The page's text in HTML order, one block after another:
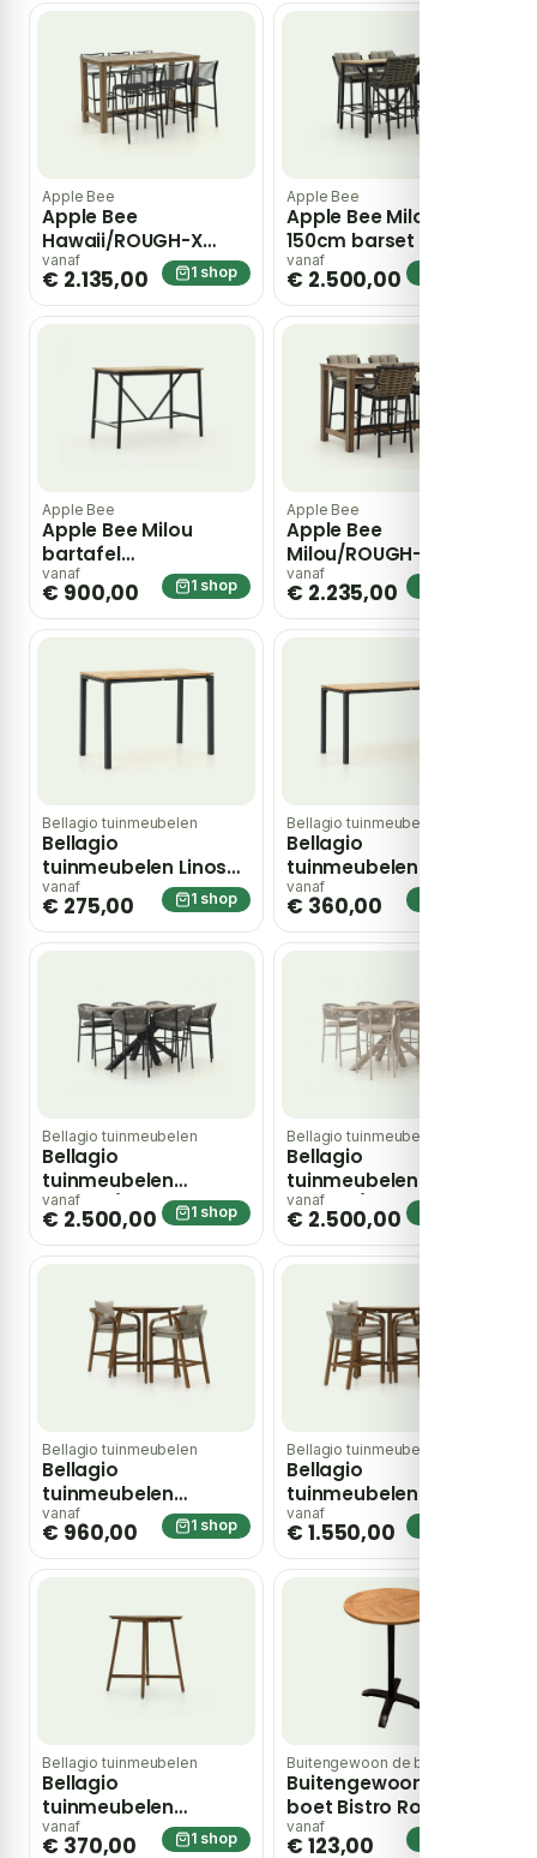
Apple Bee
Apple Bee
Hawaii/ROUGH-X
180cm barset 7-delig
– Grijs
vanaf
€ 2.135,00 1 shop
Apple Bee
Apple Bee Milou
150cm barset 5-delig
– Zwart
vanaf
€ 2.500,00
Apple Bee
Apple Bee Milou
bartafel
150x78x105cm – Zwart
vanaf
€ 900,00 1 shop
Apple Bee
Apple Bee
Milou/ROUGH-X
180cm barset 5-delig
– Zwart
vanaf
€ 2.235,00
Bellagio tuinmeubelen
Bellagio
tuinmeubelen Linosa
bartafel
150x75x105cm – Bruin
vanaf
€ 275,00 1 shop
Bellagio tuinmeubelen
Bellagio
tuinmeubelen Linosa
bartafel
225x75x105cm – Bruin
vanaf
€ 360,00
Bellagio tuinmeubelen
Bellagio
tuinmeubelen
Panaro/ROUGH-Y
Ellips 240cm barset
7-delig – Grijs
vanaf
€ 2.500,00 1 shop
Bellagio tuinmeubelen
Bellagio
tuinmeubelen
Panaro/ROUGH-Y
Ellips 240cm barset
7-delig – Taupe
vanaf
€ 2.500,00
Bellagio tuinmeubelen
Bellagio
tuinmeubelen
Perzano barset 3-
delig
vanaf
€ 960,00 1 shop
Bellagio tuinmeubelen
Bellagio
tuinmeubelen
Perzano barset 5-
delig
vanaf
€ 1.550,00
Bellagio tuinmeubelen
Bellagio
tuinmeubelen
Perzano bartafel
vanaf
€ 370,00 1 shop
Buitengewoon de boet
Buitengewoon de
boet Bistro Round
Bartafel Teak dia.
vanaf
€ 123,00